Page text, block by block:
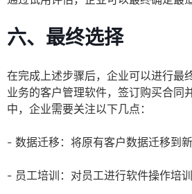
六、最终选择
在完成上述步骤后，企业可以进行最
业务的客户管理软件，签订购买合同
中，企业需要关注以下几点：
- 数据迁移：将原有客户数据迁移到新
- 员工培训：对员工进行软件操作培训